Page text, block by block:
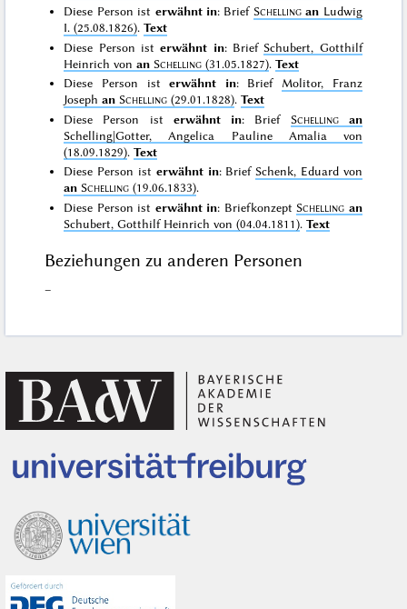
Diese Person ist erwähnt in: Brief Schelling an Ludwig
I. (25.08.1826).Text
Diese Person isterwähnt in: Brief Schubert, Gotthilf
Heinrich vonan Schelling (31.05.1827).Text
Diese Person isterwähnt in: Brief Molitor, Franz
Josephan Schelling (29.01.1828).Text
Diese Person ist erwähnt in: Brief Schelling
an
Schelling|Gotter, Angelica Pauline Amalia von
(18.09.1829).Text
Diese Person ist erwähnt in: BriefSchenk, Eduard von
an Schelling (19.06.1833).
Diese Person ist erwähnt in: Briefkonzept Schelling an
Schubert, Gotthilf Heinrich von (04.04.1811).Text
Beziehungen zu anderen Personen
–